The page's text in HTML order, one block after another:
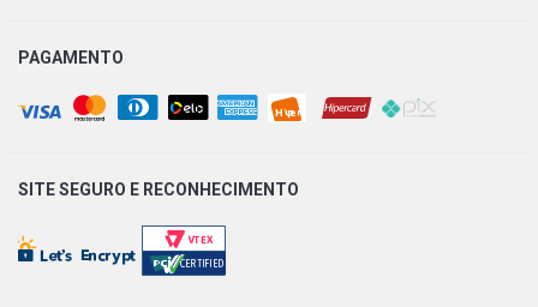
PAGAMENTO
SITE SEGURO E RECONHECIMENTO